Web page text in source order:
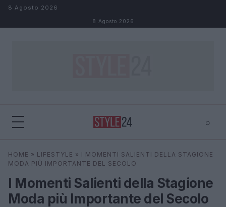
Salta al contenuto
8 Agosto 2026
8 Agosto 2026
⌕
Cerca ⌕ ×
HOME » LIFESTYLE » I MOMENTI SALIENTI DELLA STAGIONE
MODA PIÙ IMPORTANTE DEL SECOLO
I Momenti Salienti della Stagione
Moda più Importante del Secolo